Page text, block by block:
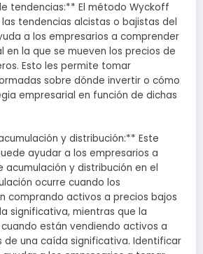
tendencias:** El método Wyckoff
tendencias alcistas o bajistas del
a los empresarios a comprender
en la que se mueven los precios de
Esto les permite tomar
sobre dónde invertir o cómo
empresarial en función de dichas
y distribución:** Este
ayudar a los empresarios a
y distribución en el
ocurre cuando los
comprando activos a precios bajos
significativa, mientras que la
están vendiendo activos a
de una caída significativa. Identificar